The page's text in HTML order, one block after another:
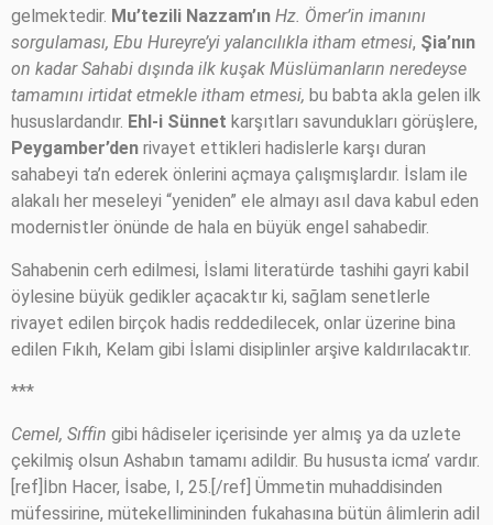
gelmektedir. Mu’tezili Nazzam’ın Hz. Ömer’in imanını
sorgulaması, Ebu Hureyre’yi yalancılıkla itham etmesi, Şia’nın
on kadar Sahabi dışında ilk kuşak Müslümanların neredeyse
tamamını irtidat etmekle itham etmesi, bu babta akla gelen ilk
hususlardandır. Ehl-i Sünnet karşıtları savundukları görüşlere,
Peygamber’den rivayet ettikleri hadislerle karşı duran
sahabeyi ta’n ederek önlerini açmaya çalışmışlardır. İslam ile
alakalı her meseleyi “yeniden” ele almayı asıl dava kabul eden
modernistler önünde de hala en büyük engel sahabedir.
Sahabenin cerh edilmesi, İslami literatürde tashihi gayri kabil
öylesine büyük gedikler açacaktır ki, sağlam senetlerle
rivayet edilen birçok hadis reddedilecek, onlar üzerine bina
edilen Fıkıh, Kelam gibi İslami disiplinler arşive kaldırılacaktır.
***
Cemel, Sıffin gibi hâdiseler içerisinde yer almış ya da uzlete
çekilmiş olsun Ashabın tamamı adildir. Bu hususta icma’ vardır.
[ref]İbn Hacer, İsabe, I, 25.[/ref] Ümmetin muhaddisinden
müfessirine, mütekellimininden fukahasına bütün âlimlerin adil